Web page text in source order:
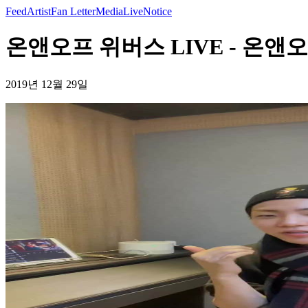
FeedArtistFan LetterMediaLiveNotice
온앤오프 위버스 LIVE - 온앤
2019년 12월 29일